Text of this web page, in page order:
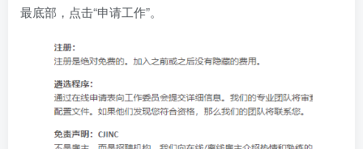
最底部，点击“申请工作”。